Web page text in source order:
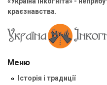
краєзнавства.
Меню
Історія і традиції